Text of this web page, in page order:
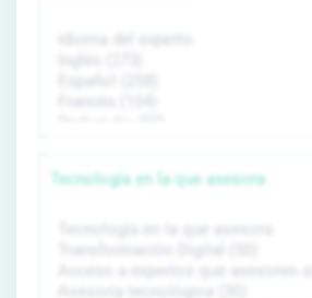
Tecnología en la que asesora